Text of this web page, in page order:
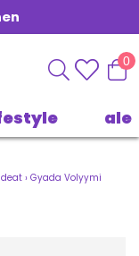
0
ale
› Gyada Volyymi